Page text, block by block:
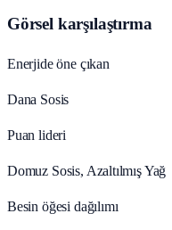
Görsel karşılaştırma
Enerjide öne çıkan
Dana Sosis
Puan lideri
Domuz Sosis, Azaltılmış Yağ
Besin öğesi dağılımı